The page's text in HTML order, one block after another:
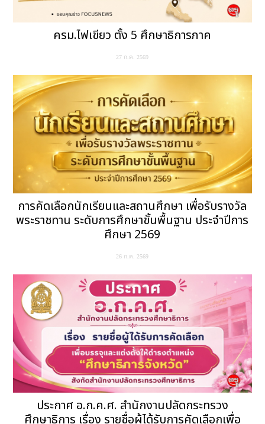
ครม.ไฟเขียว ตั้ง 5 ศึกษาธิการภาค
27 ก.ค. 2569
การคัดเลือกนักเรียนและสถานศึกษา เพื่อรับรางวัล
พระราชทาน ระดับการศึกษาขั้นพื้นฐาน ประจำปีการ
ศึกษา 2569
26 ก.ค. 2569
ประกาศ อ.ก.ค.ศ. สำนักงานปลัดกระทรวง
ศึกษาธิการ เรื่อง รายชื่อผู้ได้รับการคัดเลือกเพื่อ